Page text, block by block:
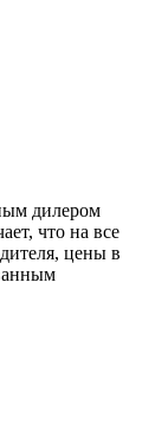
дилером
что на все
цены в